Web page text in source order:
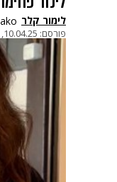
לימור קלר
פורסם: 10.04.25, 11:00